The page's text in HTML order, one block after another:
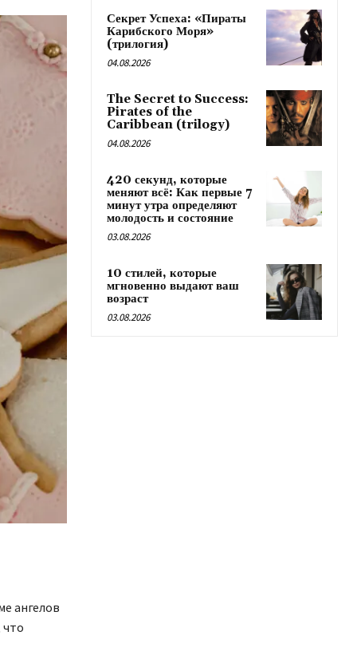
ангелов
что
Секрет Успеха: «Пираты
Карибского Моря»
(трилогия)
04.08.2026
The Secret to Success:
Pirates of the
Caribbean (trilogy)
04.08.2026
420 секунд, которые
меняют всё: Как первые 7
минут утра определяют
молодость и состояние
03.08.2026
10 стилей, которые
мгновенно выдают ваш
возраст
03.08.2026